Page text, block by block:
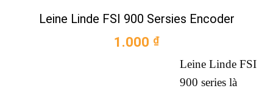
Leine Linde FSI 900 Sersies Encoder
1.000 ₫
Leine Linde FSI
900 series là